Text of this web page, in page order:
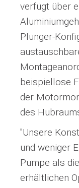
verfügt über
Plunger-
beispiellose
der
des
"Unsere
und weniger
Pumpe als
erhältlichen